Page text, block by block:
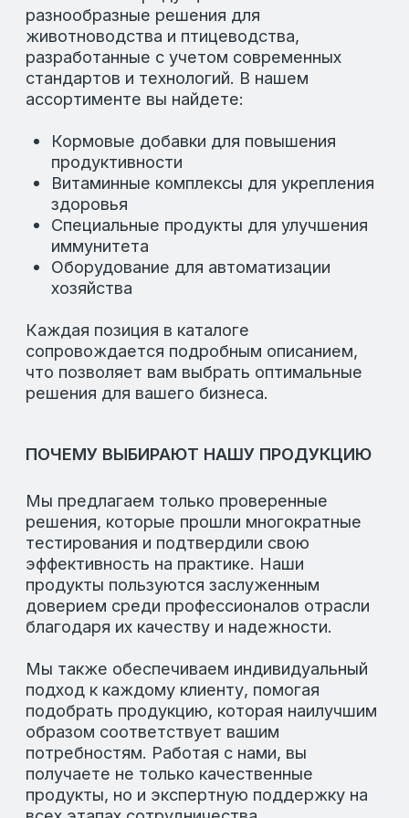
Если у вас возникли вопросы о нашей
продукции или вы хотите получить
дополнительную информацию, мы всегда
готовы помочь. Наши специалисты
предоставят вам всю необходимую
информацию, чтобы вы могли сделать
правильный выбор.
Остались вопросы?
страницы LAFEED в соц. сетях.
ООО «ЛАФИД»
SERVICE@LAFEED.ORG
Навигация
Время работы
Главная
Пн-Пт: 8:00-18:00
О компании
Новости
Контакты EN
Партнерам
Социальные сети
Вконтакте